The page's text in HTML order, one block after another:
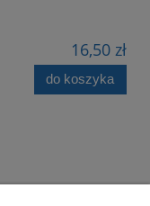
16,50 zł
do koszyka